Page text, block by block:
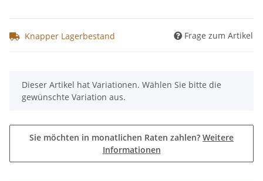
Knapper Lagerbestand Frage zum Artikel
x
Dieser Artikel hat Variationen. Wählen Sie bitte die
gewünschte Variation aus.
Sie möchten in monatlichen Raten zahlen? Weitere
Informationen